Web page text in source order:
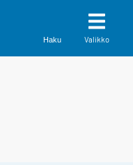
Haku Valikko